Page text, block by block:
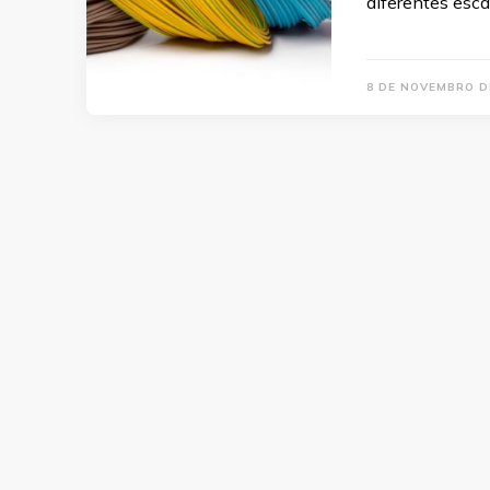
8 DE NOVEMBRO